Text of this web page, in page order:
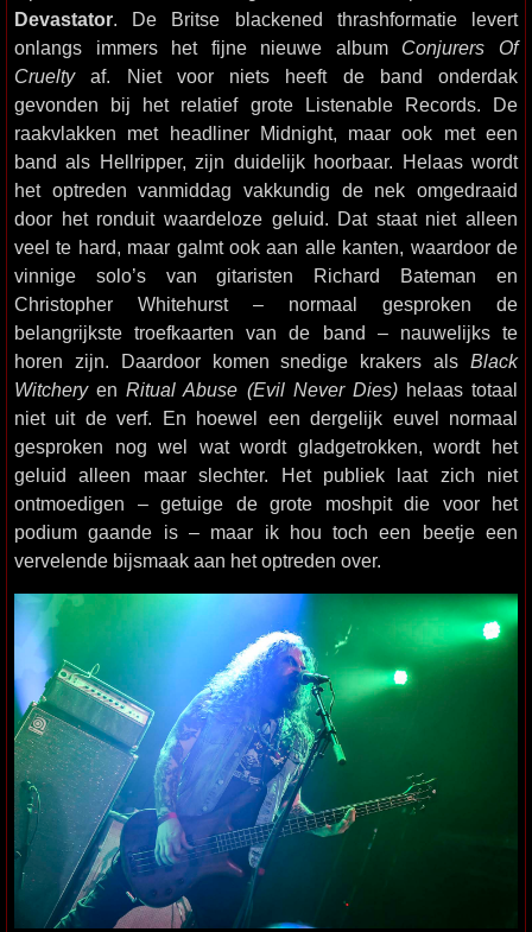
Devastator . De Britse blackened thrashformatie levert
onlangs immers het fijne nieuwe album Conjurers Of
Crueltyaf. Niet voor niets heeft de band onderdak
gevonden bij het relatief grote Listenable Records. De
raakvlakken met headliner Midnight, maar ook met een
band als Hellripper, zijn duidelijk hoorbaar. Helaas wordt
het optreden vanmiddag vakkundig de nek omgedraaid
door het ronduit waardeloze geluid. Dat staat niet alleen
veel te hard, maar galmt ook aan alle kanten, waardoor de
vinnige solo’s van gitaristen Richard Bateman en
Christopher Whitehurst – normaal gesproken de
belangrijkste troefkaarten van de band – nauwelijks te
horen zijn. Daardoor komen snedige krakers als Black
Witcheryen Ritual Abuse (Evil Never Dies)helaas totaal
niet uit de verf. En hoewel een dergelijk euvel normaal
gesproken nog wel wat wordt gladgetrokken, wordt het
geluid alleen maar slechter. Het publiek laat zich niet
ontmoedigen – getuige de grote moshpit die voor het
podium gaande is – maar ik hou toch een beetje een
vervelende bijsmaak aan het optreden over.